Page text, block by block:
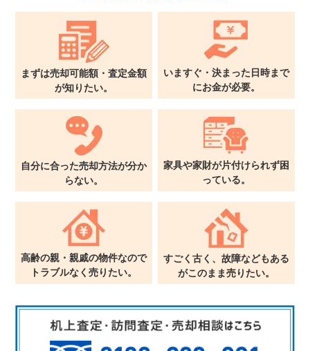
まずは売却可能額・査定金額
が知りたい。
いますぐ・決まった日時まで
にお金が必要。
自分に合った売却方法が分か
らない。
家具や家財が片付けられず困
っている。
高齢の親・親戚の物件なので
トラブルなく売りたい。
すごく古く、故障などもある
がこのまま売りたい。